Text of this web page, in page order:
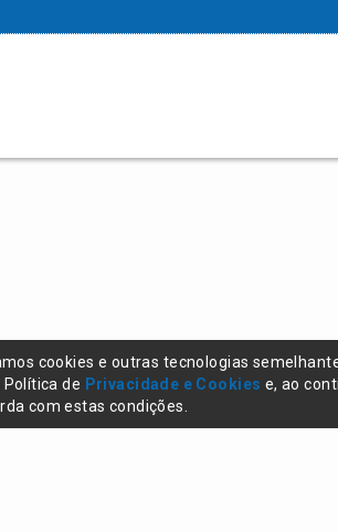
cookies e outras tecnologias
Política de Privacidade e Cookies e, ao
com estas condições.